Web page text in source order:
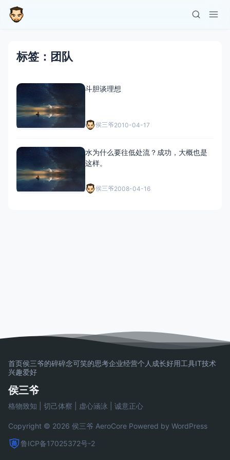
标签：团队
斗胆谈理想
侯三爷2010-04-17
水为什么要往低处流？成功，大概也是
这样。
侯三爷2008-04-16
首页侯三爷的碎碎念可笑的思考企业经营个人成长好用工具IT技术
兴趣爱好
侯三爷
格物致知 | 切己体察 | 虚心涵泳 | 诚意正心
Copyright © 2026 侯三爷 AeroCore Powered by WordPress
鲁ICP备17025372号-2